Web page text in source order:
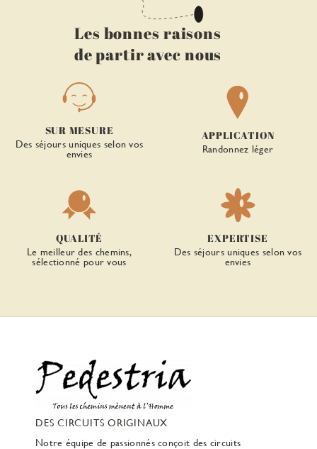
Les bonnes raisons
de partir avec nous
SUR MESURE
Des séjours uniques selon vos
envies
APPLICATION
Randonnez léger
QUALITÉ
Le meilleur des chemins,
sélectionné pour vous
EXPERTISE
Des séjours uniques selon vos
envies
DES CIRCUITS ORIGINAUX
Notre équipe de passionnés conçoit des circuits